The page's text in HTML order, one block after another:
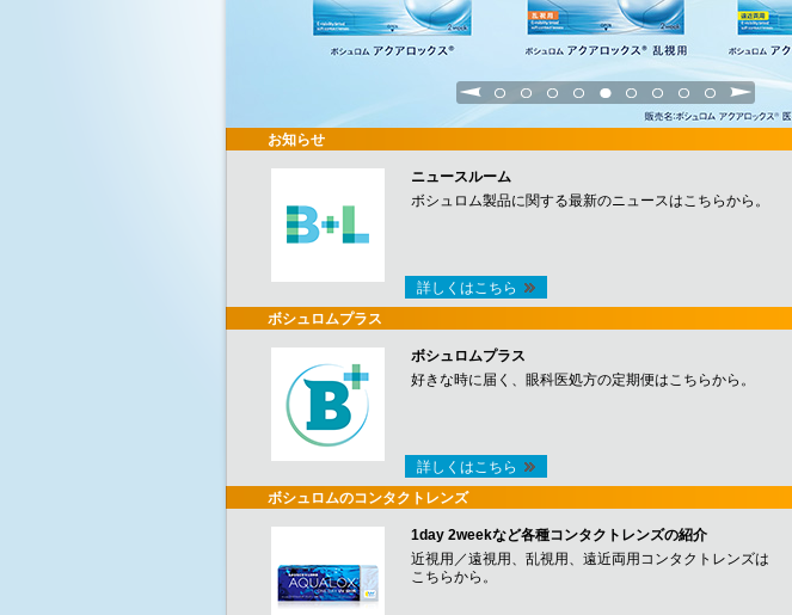
1 2 3 4 5 6 7 8 9
お知らせ
ニュースルーム
ボシュロム製品に関する最新のニュースはこちらから。
詳しくはこちら
ボシュロムプラス
ボシュロムプラス
好きな時に届く、眼科医処方の定期便はこちらから。
詳しくはこちら
ボシュロムのコンタクトレンズ
1day 2weekなど各種コンタクトレンズの紹介
近視用／遠視用、乱視用、遠近両用コンタクトレンズは
こちらから。